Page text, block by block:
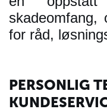
skadeomfang,
for råd,
PERSONLIG